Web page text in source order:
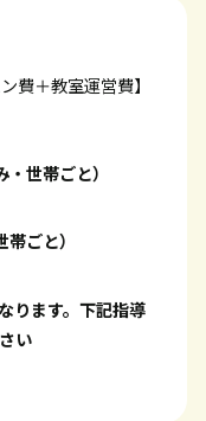
費＋教室運営費】
世帯ごと）
ごと）
ります。下記指導
い